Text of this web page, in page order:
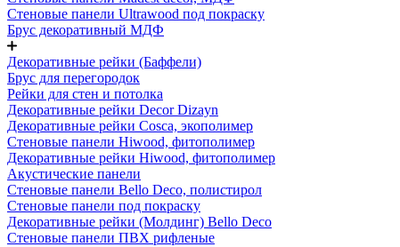
Стеновые панели Ultrawood под покраску
Брус декоративный МДФ
Декоративные рейки (Баффели)
Брус для перегородок
Рейки для стен и потолка
Декоративные рейки Decor Dizayn
Декоративные рейки Cosca, экополимер
Стеновые панели Hiwood, фитополимер
Декоративные рейки Hiwood, фитополимер
Акустические панели
Стеновые панели Bello Deco, полистирол
Стеновые панели под покраску
Декоративные рейки (Молдинг) Bello Deco
Стеновые панели ПВХ рифленые